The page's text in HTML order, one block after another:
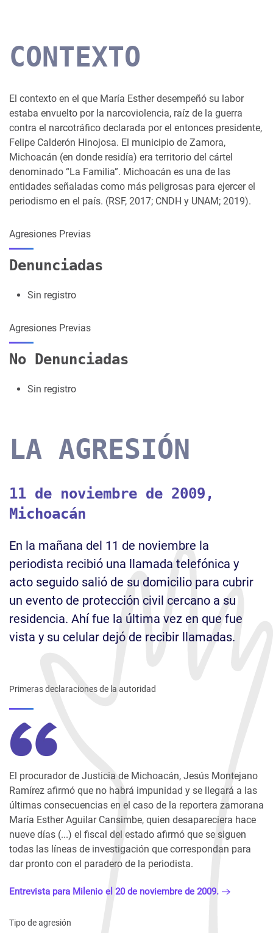
CONTEXTO
El contexto en el que María Esther desempeñó su labor
estaba envuelto por la narcoviolencia, raíz de la guerra
contra el narcotráfico declarada por el entonces presidente,
Felipe Calderón Hinojosa. El municipio de Zamora,
Michoacán (en donde residía) era territorio del cártel
denominado “La Familia”. Michoacán es una de las
entidades señaladas como más peligrosas para ejercer el
periodismo en el país. (RSF, 2017; CNDH y UNAM; 2019).
Agresiones Previas
Denunciadas
Sin registro
Agresiones Previas
No Denunciadas
Sin registro
LA AGRESIÓN
11 de noviembre de 2009,
Michoacán
En la mañana del 11 de noviembre la
periodista recibió una llamada telefónica y
acto seguido salió de su domicilio para cubrir
un evento de protección civil cercano a su
residencia. Ahí fue la última vez en que fue
vista y su celular dejó de recibir llamadas.
Primeras declaraciones de la autoridad
El procurador de Justicia de Michoacán, Jesús Montejano
Ramírez afirmó que no habrá impunidad y se llegará a las
últimas consecuencias en el caso de la reportera zamorana
María Esther Aguilar Cansimbe, quien desapareciera hace
nueve días (...) el fiscal del estado afirmó que se siguen
todas las líneas de investigación que correspondan para
dar pronto con el paradero de la periodista.
Entrevista para Milenio el 20 de noviembre de 2009.
Tipo de agresión